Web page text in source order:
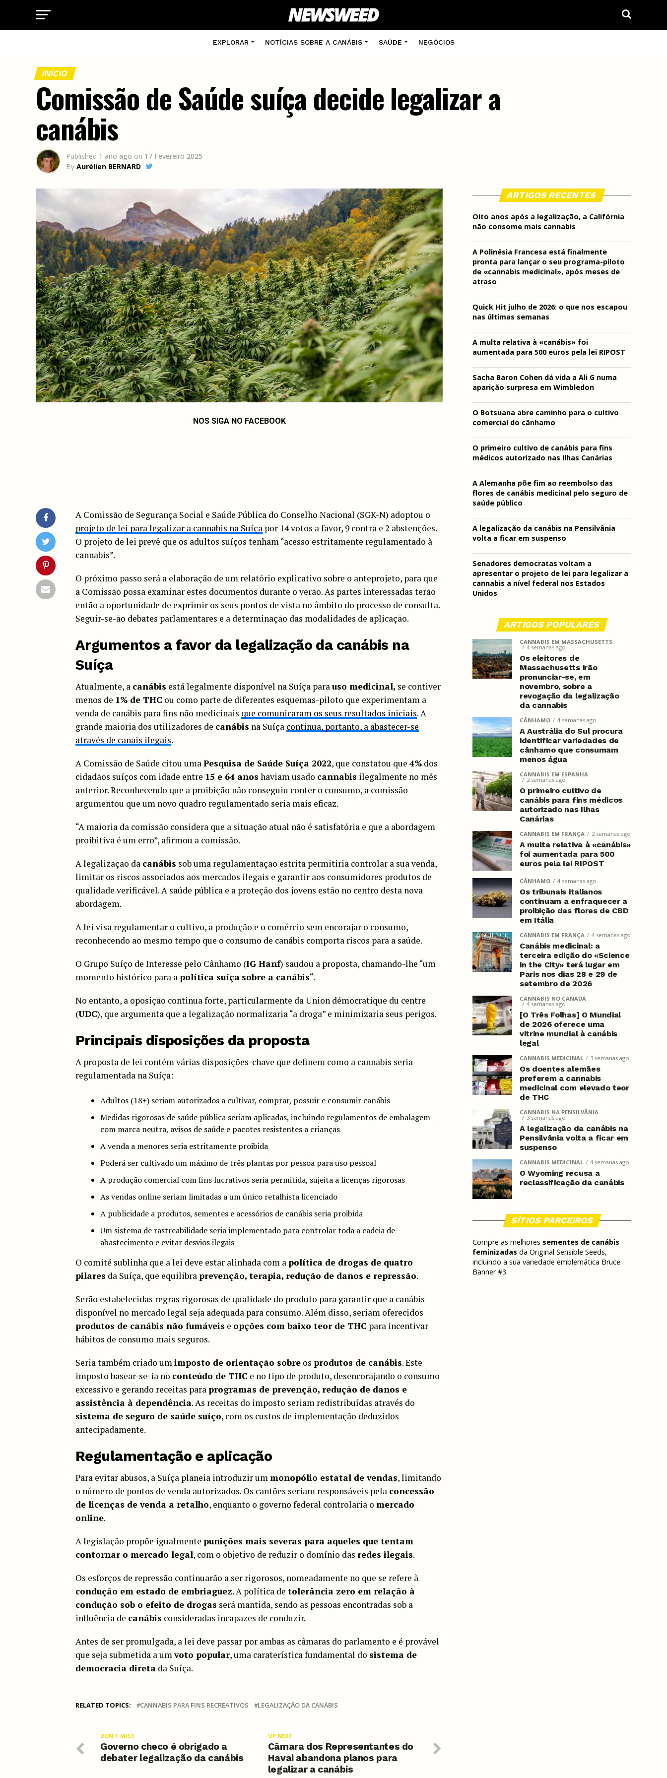
EXPLORAR NOTÍCIAS SOBRE A CANÁBIS SAÚDE NEGÓCIOS
INÍCIO
Comissão de Saúde suíça decide legalizar a
canábis
Published 1 ano ago on 17 Fevereiro 2025
By Aurélien BERNARD
NOS SIGA NO FACEBOOK
A Comissão de Segurança Social e Saúde Pública do Conselho Nacional (SGK-N) adoptou o
projeto de lei para legalizar a cannabis na Suíça por 14 votos a favor, 9 contra e 2 abstenções.
O projeto de lei prevê que os adultos suíços tenham “acesso estritamente regulamentado à
cannabis”.
O próximo passo será a elaboração de um relatório explicativo sobre o anteprojeto, para que
a Comissão possa examinar estes documentos durante o verão. As partes interessadas terão
então a oportunidade de exprimir os seus pontos de vista no âmbito do processo de consulta.
Seguir-se-ão debates parlamentares e a determinação das modalidades de aplicação.
Argumentos a favor da legalização da canábis na
Suíça
Atualmente, a canábis está legalmente disponível na Suíça para uso medicinal, se contiver
menos de 1% de THC ou como parte de diferentes esquemas-piloto que experimentam a
venda de canábis para fins não medicinais que comunicaram os seus resultados iniciais. A
grande maioria dos utilizadores de canábis na Suíça continua, portanto, a abastecer-se
através de canais ilegais.
A Comissão de Saúde citou uma Pesquisa de Saúde Suíça 2022, que constatou que 4% dos
cidadãos suíços com idade entre 15 e 64 anos haviam usado cannabis ilegalmente no mês
anterior. Reconhecendo que a proibição não conseguiu conter o consumo, a comissão
argumentou que um novo quadro regulamentado seria mais eficaz.
“A maioria da comissão considera que a situação atual não é satisfatória e que a abordagem
proibitiva é um erro”, afirmou a comissão.
A legalização da canábis sob uma regulamentação estrita permitiria controlar a sua venda,
limitar os riscos associados aos mercados ilegais e garantir aos consumidores produtos de
qualidade verificável. A saúde pública e a proteção dos jovens estão no centro desta nova
abordagem.
A lei visa regulamentar o cultivo, a produção e o comércio sem encorajar o consumo,
reconhecendo ao mesmo tempo que o consumo de canábis comporta riscos para a saúde.
O Grupo Suíço de Interesse pelo Cânhamo (IG Hanf) saudou a proposta, chamando-lhe “um
momento histórico para a política suíça sobre a canábis“.
No entanto, a oposição continua forte, particularmente da Union démocratique du centre
(UDC), que argumenta que a legalização normalizaria “a droga” e minimizaria seus perigos.
Principais disposições da proposta
A proposta de lei contém várias disposições-chave que definem como a cannabis seria
regulamentada na Suíça:
Adultos (18+) seriam autorizados a cultivar, comprar, possuir e consumir canábis
Medidas rigorosas de saúde pública seriam aplicadas, incluindo regulamentos de embalagem
com marca neutra, avisos de saúde e pacotes resistentes a crianças
A venda a menores seria estritamente proibida
Poderá ser cultivado um máximo de três plantas por pessoa para uso pessoal
A produção comercial com fins lucrativos seria permitida, sujeita a licenças rigorosas
As vendas online seriam limitadas a um único retalhista licenciado
A publicidade a produtos, sementes e acessórios de canábis seria proibida
Um sistema de rastreabilidade seria implementado para controlar toda a cadeia de
abastecimento e evitar desvios ilegais
O comité sublinha que a lei deve estar alinhada com a política de drogas de quatro
pilares da Suíça, que equilibra prevenção, terapia, redução de danos e repressão.
Serão estabelecidas regras rigorosas de qualidade do produto para garantir que a canábis
disponível no mercado legal seja adequada para consumo. Além disso, seriam oferecidos
produtos de canábis não fumáveis e opções com baixo teor de THC para incentivar
hábitos de consumo mais seguros.
Seria também criado um imposto de orientação sobre os produtos de canábis. Este
imposto basear-se-ia no conteúdo de THC e no tipo de produto, desencorajando o consumo
excessivo e gerando receitas para programas de prevenção, redução de danos e
assistência à dependência. As receitas do imposto seriam redistribuídas através do
sistema de seguro de saúde suíço, com os custos de implementação deduzidos
antecipadamente.
Regulamentação e aplicação
Para evitar abusos, a Suíça planeia introduzir um monopólio estatal de vendas, limitando
o número de pontos de venda autorizados. Os cantões seriam responsáveis pela concessão
de licenças de venda a retalho, enquanto o governo federal controlaria o mercado
online.
A legislação propõe igualmente punições mais severas para aqueles que tentam
contornar o mercado legal, com o objetivo de reduzir o domínio das redes ilegais.
Os esforços de repressão continuarão a ser rigorosos, nomeadamente no que se refere à
condução em estado de embriaguez. A política de tolerância zero em relação à
condução sob o efeito de drogas será mantida, sendo as pessoas encontradas sob a
influência de canábis consideradas incapazes de conduzir.
Antes de ser promulgada, a lei deve passar por ambas as câmaras do parlamento e é provável
que seja submetida a umvoto popular, uma caraterística fundamental do sistema de
democracia direta da Suíça.
RELATED TOPICS: CANNABIS PARA FINS RECREATIVOS LEGALIZAÇÃO DA CANÁBIS
UP NEXT
Câmara dos Representantes do
Havai abandona planos para
legalizar a canábis
DON'T MISS
Governo checo é obrigado a
debater legalização da canábis
ARTIGOS RECENTES
Oito anos após a legalização, a Califórnia
não consome mais cannabis
A Polinésia Francesa está finalmente
pronta para lançar o seu programa-piloto
de «cannabis medicinal», após meses de
atraso
Quick Hit julho de 2026: o que nos escapou
nas últimas semanas
A multa relativa à «canábis» foi
aumentada para 500 euros pela lei RIPOST
Sacha Baron Cohen dá vida a Ali G numa
aparição surpresa em Wimbledon
O Botsuana abre caminho para o cultivo
comercial do cânhamo
O primeiro cultivo de canábis para fins
médicos autorizado nas Ilhas Canárias
A Alemanha põe fim ao reembolso das
flores de canábis medicinal pelo seguro de
saúde público
A legalização da canábis na Pensilvânia
volta a ficar em suspenso
Senadores democratas voltam a
apresentar o projeto de lei para legalizar a
cannabis a nível federal nos Estados
Unidos
ARTIGOS POPULARES
CANNABIS EM MASSACHUSETTS
4 semanas ago
Os eleitores de
Massachusetts irão
pronunciar-se, em
novembro, sobre a
revogação da legalização
da cannabis
CÂNHAMO 4 semanas ago
A Austrália do Sul procura
identificar variedades de
cânhamo que consumam
menos água
CANNABIS EM ESPANHA
2 semanas ago
O primeiro cultivo de
canábis para fins médicos
autorizado nas Ilhas
Canárias
CANNABIS EM FRANÇA 2 semanas ago
A multa relativa à «canábis»
foi aumentada para 500
euros pela lei RIPOST
CÂNHAMO 4 semanas ago
Os tribunais italianos
continuam a enfraquecer a
proibição das flores de CBD
em Itália
CANNABIS EM FRANÇA 4 semanas ago
Canábis medicinal: a
terceira edição do «Science
in the City» terá lugar em
Paris nos dias 28 e 29 de
setembro de 2026
CANNABIS NO CANADÁ
4 semanas ago
[O Três Folhas] O Mundial
de 2026 oferece uma
vitrine mundial à canábis
legal
CANNABIS MEDICINAL 3 semanas ago
Os doentes alemães
preferem a cannabis
medicinal com elevado teor
de THC
CANNABIS NA PENSILVÂNIA
3 semanas ago
A legalização da canábis na
Pensilvânia volta a ficar em
suspenso
CANNABIS MEDICINAL 4 semanas ago
O Wyoming recusa a
reclassificação da canábis
SÍTIOS PARCEIROS
Compre as melhores sementes de canábis
feminizadas da Original Sensible Seeds,
incluindo a sua variedade emblemática Bruce
Banner #3.